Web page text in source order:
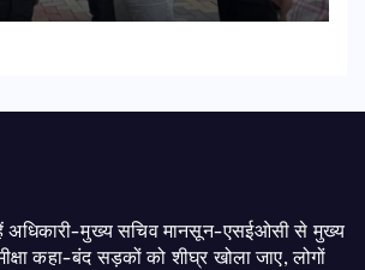
अधिकारी-मुख्य सचिव मानसून-एसईओसी से मुख्य
कहा-बंद सड़कों को शीघ्र खोला जाए, लोगों